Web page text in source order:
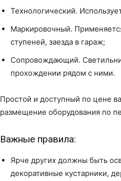
Технологический.
Маркировочный.
ступеней, заезда в гараж;
Сопровождающий.
прохождении рядом с ними.
Простой и доступный по цене
размещение оборудования по
Важные правила:
Ярче других должны быть
декоративные кустарники,